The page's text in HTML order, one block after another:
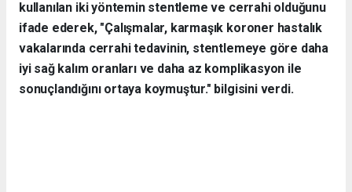
kullanılan iki yöntemin stentleme ve cerrahi olduğunu
ifade ederek, "Çalışmalar, karmaşık koroner hastalık
vakalarında cerrahi tedavinin, stentlemeye göre daha
iyi sağ kalım oranları ve daha az komplikasyon ile
sonuçlandığını ortaya koymuştur." bilgisini verdi.